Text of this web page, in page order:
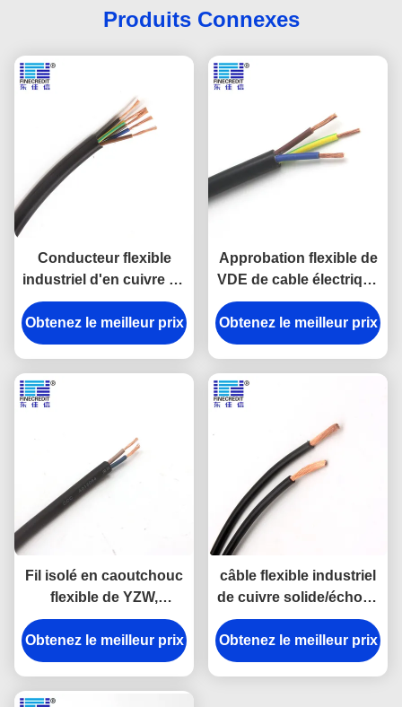
Produits Connexes
Conducteur flexible
industriel d'en cuivre de
noyau de Muti de câble
de H05VVF 0.5-6mm2
Obtenez le meilleur prix
Approbation flexible de
VDE de cable électrique
de PVC de H05V2V2-F
2x0.75mm2 300/500V
Obtenez le meilleur prix
Fil isolé en caoutchouc
flexible de YZW,
conducteur de cuivre
nu Cable de 1.5mm - de
400mm
Obtenez le meilleur prix
câble flexible industriel
de cuivre solide/échoué
H05V-K H07V-K de
2.5mm
Obtenez le meilleur prix